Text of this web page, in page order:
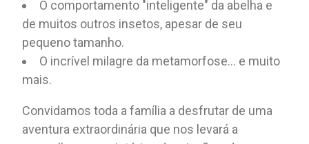
O comportamento "inteligente" da abelha e
de muitos outros insetos, apesar de seu
pequeno tamanho.
O incrível milagre da metamorfose... e muito
mais.
Convidamos toda a família a desfrutar de uma
aventura extraordinária que nos levará a